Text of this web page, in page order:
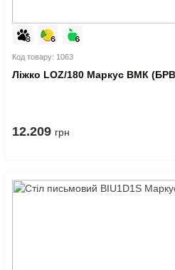
Код товару: 1063
Ліжко LOZ/180 Маркус ВМК
12.209 грн